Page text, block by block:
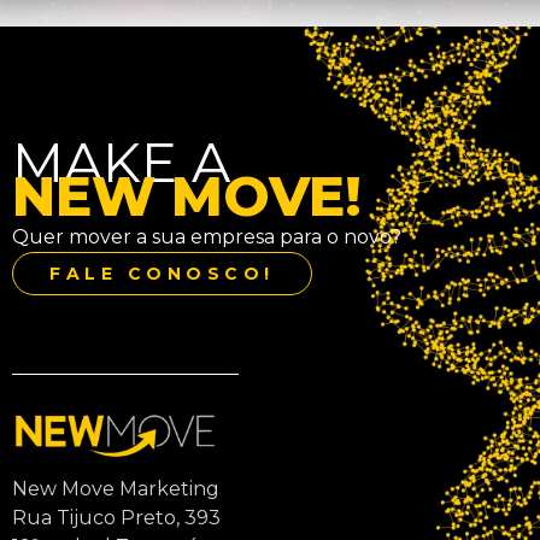
MAKE A
NEW MOVE!
Quer mover a sua empresa para o novo?
FALE CONOSCO!
New Move Marketing
Rua Tijuco Preto, 393